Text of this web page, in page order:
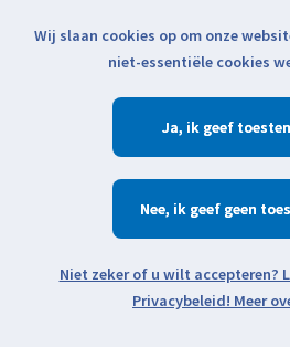
Klik voor actuele
Zoeken
Open webshop
Wij slaan cookies op om onze
niet-essentiële cookies
Ja
Nee
Meer